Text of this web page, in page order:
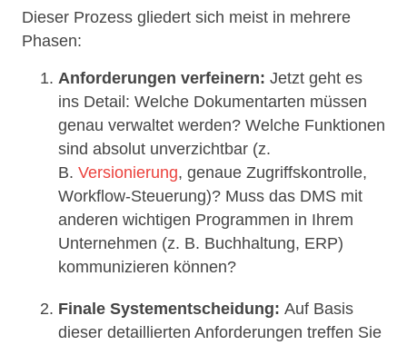
Dieser Prozess gliedert sich meist in mehrere
Phasen:
Anforderungen verfeinern: Jetzt geht es
ins Detail: Welche Dokumentarten müssen
genau verwaltet werden? Welche Funktionen
sind absolut unverzichtbar (z.
B. Versionierung, genaue Zugriffskontrolle,
Workflow-Steuerung)? Muss das DMS mit
anderen wichtigen Programmen in Ihrem
Unternehmen (z. B. Buchhaltung, ERP)
kommunizieren können?
Finale Systementscheidung: Auf Basis
dieser detaillierten Anforderungen treffen Sie